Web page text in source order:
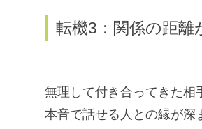
転機3：関係の距離
無理して付き合ってきた相
本音で話せる人との縁が深